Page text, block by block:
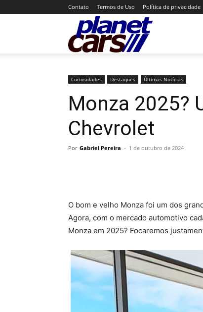
Contato Termos de Uso Política de privacidade
Curiosidades Destaques Últimas Notícias
Monza 2025?
Chevrolet
Por Gabriel Pereira - 1 de outubro de 2024
O bom e velho Monza foi um dos
Agora, com o mercado automotivo
Monza em 2025? Focaremos